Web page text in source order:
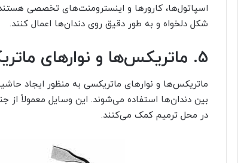
اسپاتول‌ها، کارور‌ها و اینسترومنت‌های تخصصی
شکل دلخواه و به طور دقیق روی دندان‌ها اعمال کنند.
5. ماتریکس‌ها و نوارهای ماتریکسی
ماتریکس‌ها و نوارهای ماتریکسی به منظور ایجاد
بین دندان‌ها استفاده می‌شوند. این وسایل معمولاً
در محل ترمیم کمک می‌کنند.